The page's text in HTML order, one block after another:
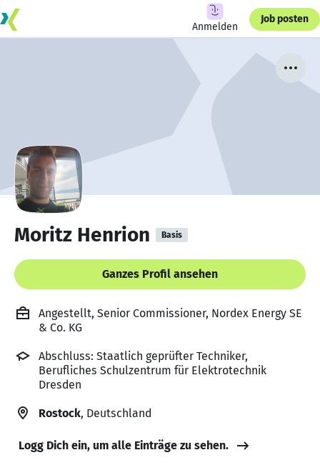
Anmelden
Job posten
Moritz Henrion Basis
Ganzes Profil ansehen
Angestellt, Senior Commissioner, Nordex Energy SE
& Co. KG
Abschluss: Staatlich geprüfter Techniker,
Berufliches Schulzentrum für Elektrotechnik
Dresden
Rostock, Deutschland
Logg Dich ein, um alle Einträge zu sehen.